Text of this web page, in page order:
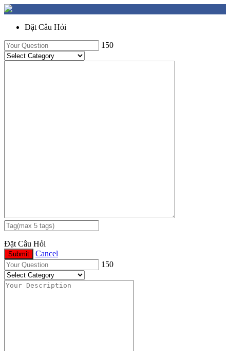
Đặt Câu Hỏi
150
Đặt Câu Hỏi
Submit
Cancel
150